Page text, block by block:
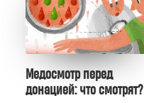
Медосмотр перед
донацией: что смотрят?